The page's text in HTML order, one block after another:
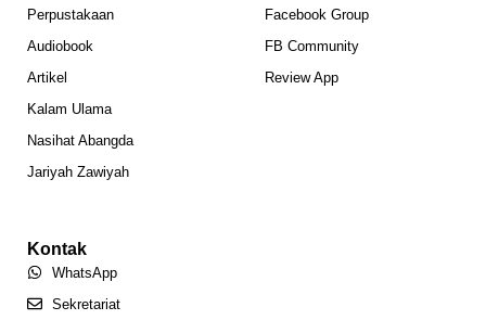
Perpustakaan
Audiobook
Artikel
Kalam Ulama
Nasihat Abangda
Jariyah Zawiyah
Facebook Group
FB Community
Review App
Kontak
WhatsApp
Sekretariat